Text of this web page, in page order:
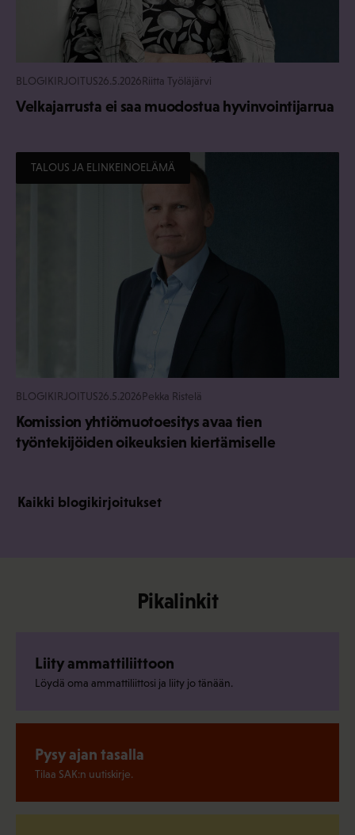
BLOGIKIRJOITUS26.5.2026Riitta Työläjärvi
Velkajarrusta ei saa muodostua hyvinvointijarrua
TALOUS JA ELINKEINOELÄMÄ
BLOGIKIRJOITUS26.5.2026Pekka Ristelä
Komission yhtiömuotoesitys avaa tien
työntekijöiden oikeuksien kiertämiselle
Kaikki blogikirjoitukset
Pikalinkit
Liity ammattiliittoon
Löydä oma ammattiliittosi ja liity jo tänään.
Pysy ajan tasalla
Tilaa SAK:n uutiskirje.